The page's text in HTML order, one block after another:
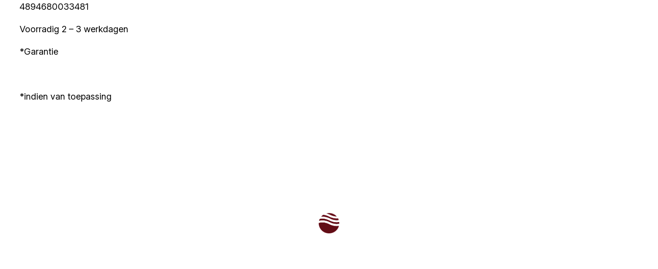
4894680033481
Voorradig 2 – 3 werkdagen
*Garantie
*indien van toepassing